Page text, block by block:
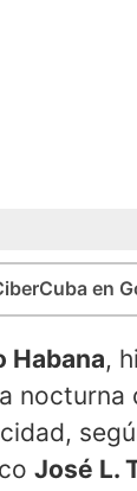
en
Habana,
nocturna
José L.